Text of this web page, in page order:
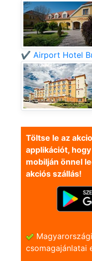
✔️ Airport Hotel
Töltse le az
applikációt,
mobilján önnel
akciós szállás!
csomagajánlatai